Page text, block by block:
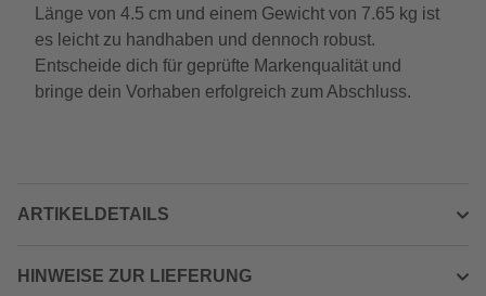
Länge von 4.5 cm und einem Gewicht von 7.65 kg ist
es leicht zu handhaben und dennoch robust.
Entscheide dich für geprüfte Markenqualität und
bringe dein Vorhaben erfolgreich zum Abschluss.
ARTIKELDETAILS
HINWEISE ZUR LIEFERUNG